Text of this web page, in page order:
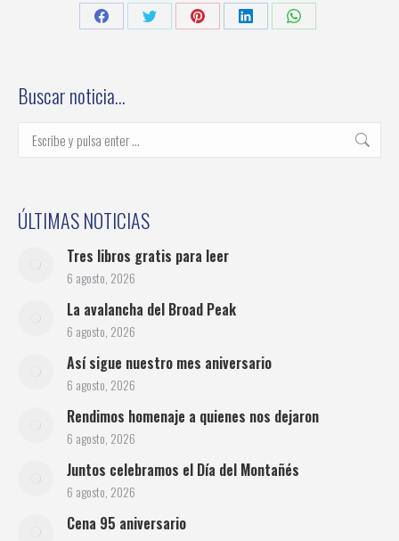
Share
Share
Share
Share
Share
Buscar noticia…
Buscar:
ÚLTIMAS NOTICIAS
Tres libros gratis para leer
6 agosto, 2026
La avalancha del Broad Peak
6 agosto, 2026
Así sigue nuestro mes aniversario
6 agosto, 2026
Rendimos homenaje a quienes nos dejaron
6 agosto, 2026
Juntos celebramos el Día del Montañés
6 agosto, 2026
Cena 95 aniversario